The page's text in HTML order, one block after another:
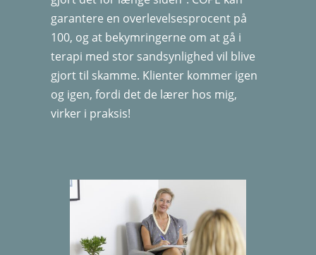
garantere en overlevelsesprocent på
100, og at bekymringerne om at gå i
terapi med stor sandsynlighed vil blive
gjort til skamme. Klienter kommer igen
og igen, fordi det de lærer hos mig,
virker i praksis!